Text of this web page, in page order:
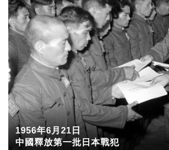
1956年6月21日
中國釋放第一批日本戰犯